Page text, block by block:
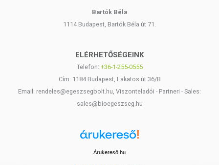
Bartók Béla
1114 Budapest, Bartók Béla út 71.
ELÉRHETŐSÉGEINK
Telefon: +36-1-255-0555
Cím: 1184 Budapest, Lakatos út 36/B
Email: rendeles@egeszsegbolt.hu, Viszonteladói - Partneri - Sales:
sales@bioegeszseg.hu
Árukereső.hu